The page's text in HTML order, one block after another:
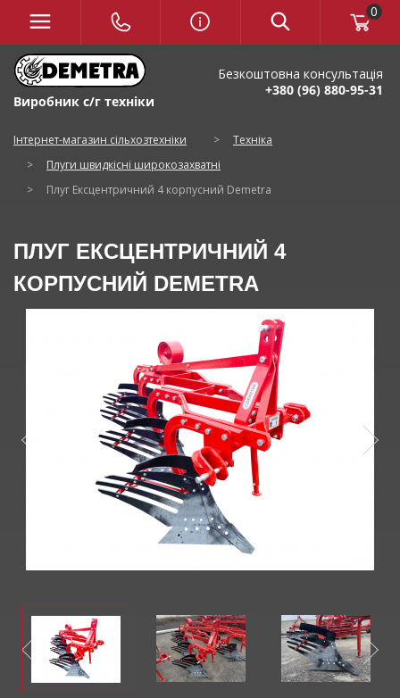
0
Виробник с/г техніки
Безкоштовна консультація
+380 (96) 880-95-31
Інтернет-магазин сільхозтехніки >
Техніка
>
Плуги швидкісні широкозахватні
>
Плуг Ексцентричний 4 корпусний Demetra
ПЛУГ ЕКСЦЕНТРИЧНИЙ 4
КОРПУСНИЙ DEMETRA